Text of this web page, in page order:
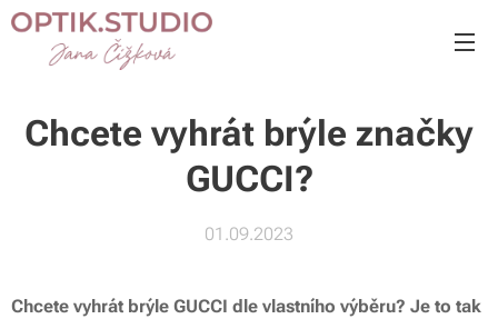
Chcete vyhrát brýle značky
GUCCI?
01.09.2023
Chcete vyhrát brýle GUCCI dle vlastního výběru? Je to tak